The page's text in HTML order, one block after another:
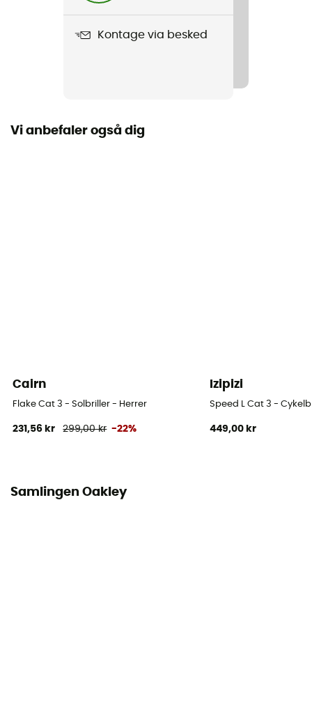
Kontage via besked
Vi anbefaler også dig
Cairn
Flake Cat 3 - Solbriller - Herrer
231,56 kr 299,00 kr -22%
Izipizi
Speed L Cat 3 -
449,00 kr
Samlingen Oakley